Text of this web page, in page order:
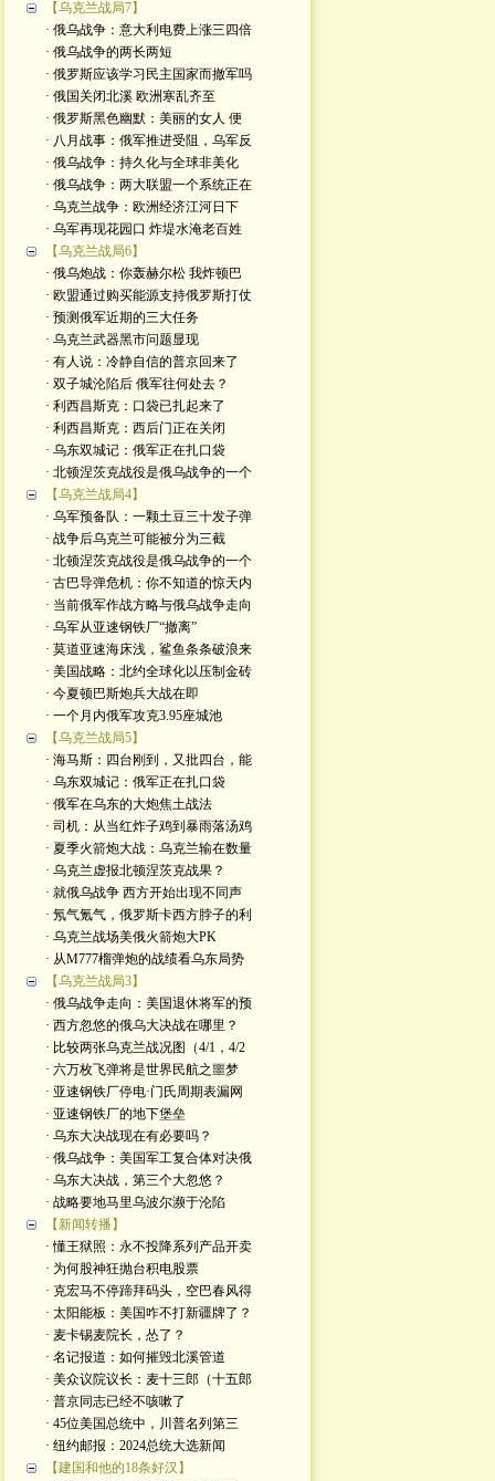
【乌克兰战局7】
· 俄乌战争：意大利电费上涨三四倍
· 俄乌战争的两长两短
· 俄罗斯应该学习民主国家而撤军吗
· 俄国关闭北溪 欧洲寒乱齐至
· 俄罗斯黑色幽默：美丽的女人 便
· 八月战事：俄军推进受阻，乌军反
· 俄乌战争：持久化与全球非美化
· 俄乌战争：两大联盟一个系统正在
· 乌克兰战争：欧洲经济江河日下
· 乌军再现花园口 炸堤水淹老百姓
【乌克兰战局6】
· 俄乌炮战：你轰赫尔松 我炸顿巴
· 欧盟通过购买能源支持俄罗斯打仗
· 预测俄军近期的三大任务
· 乌克兰武器黑市问题显现
· 有人说：冷静自信的普京回来了
· 双子城沦陷后 俄军往何处去？
· 利西昌斯克：口袋已扎起来了
· 利西昌斯克：西后门正在关闭
· 乌东双城记：俄军正在扎口袋
· 北顿涅茨克战役是俄乌战争的一个
【乌克兰战局4】
· 乌军预备队：一颗土豆三十发子弹
· 战争后乌克兰可能被分为三截
· 北顿涅茨克战役是俄乌战争的一个
· 古巴导弹危机：你不知道的惊天内
· 当前俄军作战方略与俄乌战争走向
· 乌军从亚速钢铁厂“撤离”
· 莫道亚速海床浅，鲨鱼条条破浪来
· 美国战略：北约全球化以压制金砖
· 今夏顿巴斯炮兵大战在即
· 一个月内俄军攻克3.95座城池
【乌克兰战局5】
· 海马斯：四台刚到，又批四台，能
· 乌东双城记：俄军正在扎口袋
· 俄军在乌东的大炮焦土战法
· 司机：从当红炸子鸡到暴雨落汤鸡
· 夏季火箭炮大战：乌克兰输在数量
· 乌克兰虚报北顿涅茨克战果？
· 就俄乌战争 西方开始出现不同声
· 氖气氪气，俄罗斯卡西方脖子的利
· 乌克兰战场美俄火箭炮大PK
· 从M777榴弹炮的战绩看乌东局势
【乌克兰战局3】
· 俄乌战争走向：美国退休将军的预
· 西方忽悠的俄乌大决战在哪里？
· 比较两张乌克兰战况图（4/1，4/2
· 六万枚飞弹将是世界民航之噩梦
· 亚速钢铁厂停电·门氏周期表漏网
· 亚速钢铁厂的地下堡垒
· 乌东大决战现在有必要吗？
· 俄乌战争：美国军工复合体对决俄
· 乌东大决战，第三个大忽悠？
· 战略要地马里乌波尔濒于沦陷
【新闻转播】
· 懂王狱照：永不投降系列产品开卖
· 为何股神狂抛台积电股票
· 克宏马不停蹄拜码头，空巴春风得
· 太阳能板：美国咋不打新疆牌了？
· 麦卡锡麦院长，怂了？
· 名记报道：如何摧毁北溪管道
· 美众议院议长：麦十三郎（十五郎
· 普京同志已经不咳嗽了
· 45位美国总统中，川普名列第三
· 纽约邮报：2024总统大选新闻
【建国和他的18条好汉】